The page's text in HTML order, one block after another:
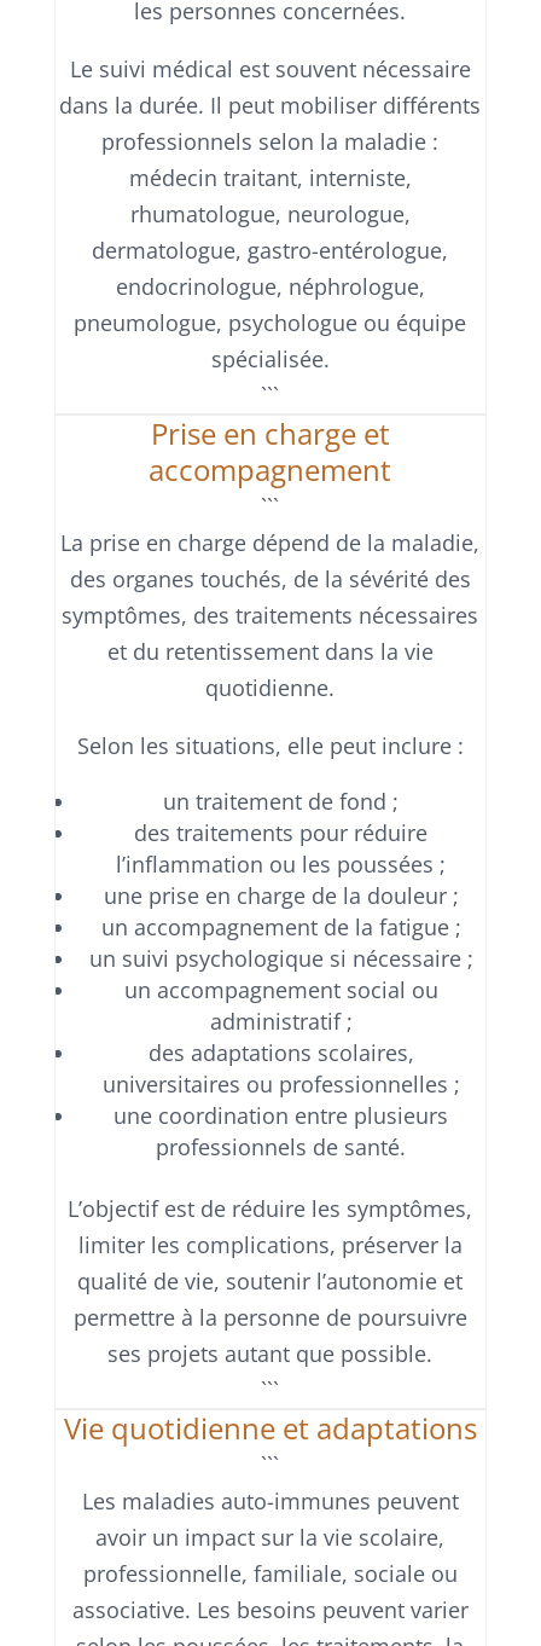
les personnes concernées.
Le suivi médical est souvent nécessaire
dans la durée. Il peut mobiliser différents
professionnels selon la maladie :
médecin traitant, interniste,
rhumatologue, neurologue,
dermatologue, gastro-entérologue,
endocrinologue, néphrologue,
pneumologue, psychologue ou équipe
spécialisée.
```
Prise en charge et
accompagnement
```
La prise en charge dépend de la maladie,
des organes touchés, de la sévérité des
symptômes, des traitements nécessaires
et du retentissement dans la vie
quotidienne.
Selon les situations, elle peut inclure :
un traitement de fond ;
des traitements pour réduire
l’inflammation ou les poussées ;
une prise en charge de la douleur ;
un accompagnement de la fatigue ;
un suivi psychologique si nécessaire ;
un accompagnement social ou
administratif ;
des adaptations scolaires,
universitaires ou professionnelles ;
une coordination entre plusieurs
professionnels de santé.
L’objectif est de réduire les symptômes,
limiter les complications, préserver la
qualité de vie, soutenir l’autonomie et
permettre à la personne de poursuivre
ses projets autant que possible.
```
Vie quotidienne et adaptations
```
Les maladies auto-immunes peuvent
avoir un impact sur la vie scolaire,
professionnelle, familiale, sociale ou
associative. Les besoins peuvent varier